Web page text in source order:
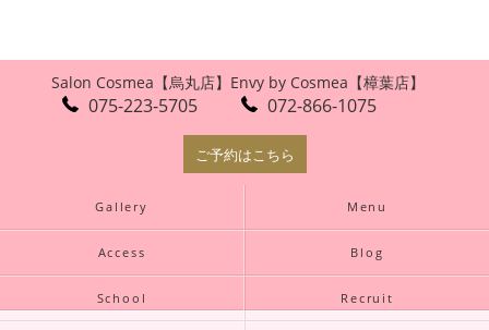
Salon Cosmea【烏丸店】
075-223-5705
Envy by Cosmea【樟葉店】
072-866-1075
ご予約はこちら
Gallery Menu
Access Blog
School Recruit